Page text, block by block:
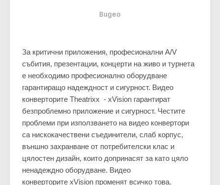
Видео
За критични приложения, професионални A/V
събития, презентации, концерти на живо и турнета
е необходимо професионално оборудване
гарантиращо надеждност и сигурност. Видео
конверторите Theatrixx - xVision гарантират
безпроблемно приложение и сигурност. Честите
проблеми при използването на видео конвертори
са нискокачествени съединители, слаб корпус,
външно захранване от потребителски клас и
цялостен дизайн, които допринасят за като цяло
ненадеждно оборудване. Видео
конверторите xVision променят всичко това.